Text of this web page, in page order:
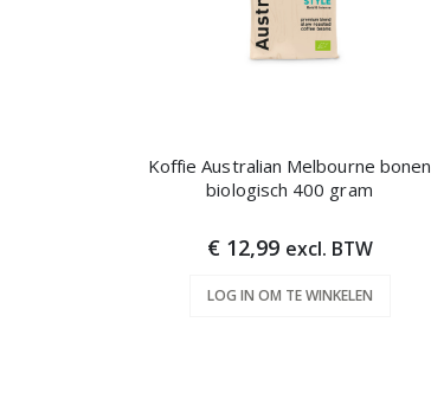
Koffie Australian Melbourne bonen
biologisch 400 gram
€ 12,99 excl. BTW
LOG IN OM TE WINKELEN